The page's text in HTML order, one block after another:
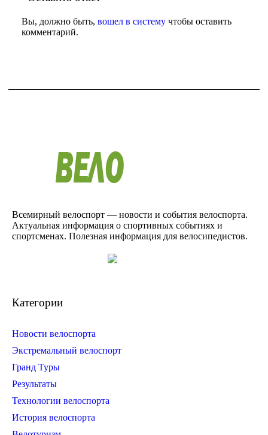
Вы, должно быть,вошел в систему чтобы оставить
комментарий.
Всемирный велоспорт — новости и события велоспорта.
Актуальная информация о спортивных событиях и
спортсменах. Полезная информация для велосипедистов.
Категории
Новости велоспорта
Экстремальный велоспорт
Гранд Туры
Результаты
Технологии велоспорта
История велоспорта